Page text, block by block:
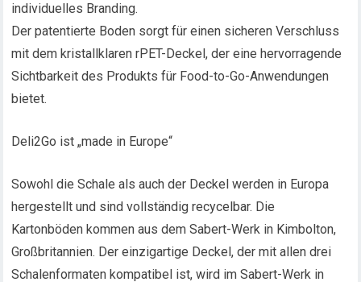
individuelles Branding.
Der patentierte Boden sorgt für einen sicheren Verschluss
mit dem kristallklaren rPET-Deckel, der eine hervorragende
Sichtbarkeit des Produkts für Food-to-Go-Anwendungen
bietet.
Deli2Go ist „made in Europe“
Sowohl die Schale als auch der Deckel werden in Europa
hergestellt und sind vollständig recycelbar. Die
Kartonböden kommen aus dem Sabert-Werk in Kimbolton,
Großbritannien. Der einzigartige Deckel, der mit allen drei
Schalenformaten kompatibel ist, wird im Sabert-Werk in